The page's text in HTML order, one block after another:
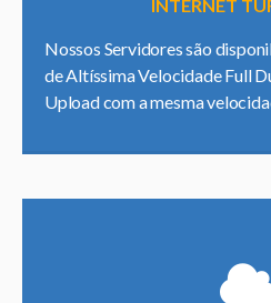
INTERNET
Nossos Servidores são
de Altíssima Velocidade Full
Upload com a mesma